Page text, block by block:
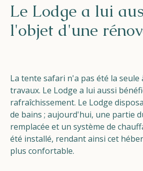
Le Lodge a lui
l'objet d'une
La tente safari n'a pas été la
travaux. Le Lodge a lui aussi
rafraîchissement. Le Lodge
de bains ; aujourd'hui, une partie
remplacée et un système de
été installé, rendant ainsi cet
plus confortable.